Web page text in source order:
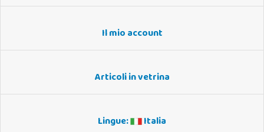
Il mio account
Articoli in vetrina
Lingue: Italia